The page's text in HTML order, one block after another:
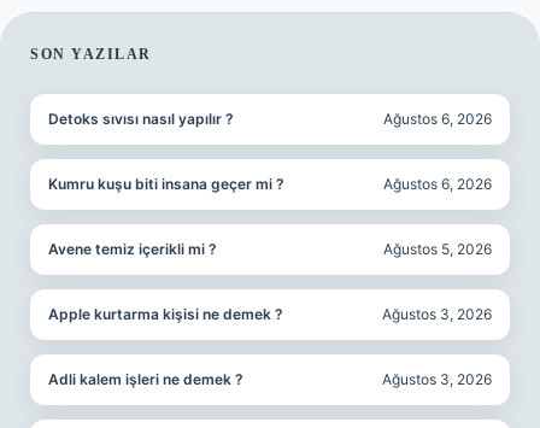
SIDEBAR
SON YAZILAR
Detoks sıvısı nasıl yapılır ? Ağustos 6, 2026
Kumru kuşu biti insana geçer mi ? Ağustos 6, 2026
Avene temiz içerikli mi ? Ağustos 5, 2026
Apple kurtarma kişisi ne demek ? Ağustos 3, 2026
Adli kalem işleri ne demek ? Ağustos 3, 2026